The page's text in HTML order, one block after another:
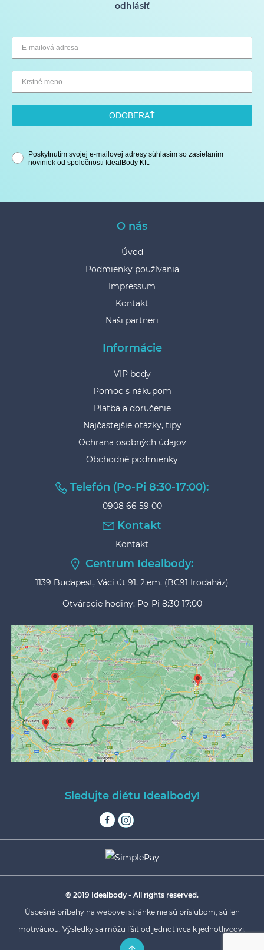
odhlásiť
ODOBERAŤ
Poskytnutím svojej e-mailovej adresy súhlasím so zasielaním
noviniek od spoločnosti IdealBody Kft.
O nás
Úvod
Podmienky používania
Impressum
Kontakt
Naši partneri
Informácie
VIP body
Pomoc s nákupom
Platba a doručenie
Najčastejšie otázky, tipy
Ochrana osobných údajov
Obchodné podmienky
Telefón (Po-Pi 8:30-17:00):
0908 66 59 00
Kontakt
Kontakt
Centrum Idealbody:
1139 Budapest, Váci út 91. 2.em. (BC91 Irodaház)
Otváracie hodiny: Po-Pi 8:30-17:00
Sledujte diétu Idealbody!
© 2019 Idealbody - All rights reserved.
Úspešné príbehy na webovej stránke nie sú prísľubom, sú len
motiváciou. Výsledky sa môžu líšiť od jednotlivca k jednotlivcovi.